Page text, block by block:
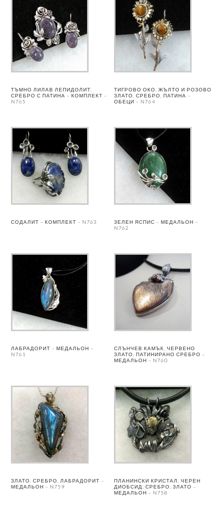
ТЪМНО ЛИЛАВ ЛЕПИДОЛИТ,
СРЕБРО С ПАТИНА – КОМПЛЕКТ –
N765
ТИГРОВО ОКО, ЖЪЛТО И РОЗОВО
ЗЛАТО, СРЕБРО, ПАТИНА –
ОБЕЦИ – N764
СОДАЛИТ – КОМПЛЕКТ – N763
ЗЕЛЕН ЯСПИС – МЕДАЛЬОН –
N762
ЛАБРАДОРИТ – МЕДАЛЬОН –
N761
СЛЪНЧЕВ КАМЪК, ЧЕРВЕНО
ЗЛАТО, ПАТИНИРАНО СРЕБРО –
МЕДАЛЬОН – N760
ЗЛАТО, СРЕБРО, ЛАБРАДОРИТ –
МЕДАЛЬОН – N759
ПЛАНИНСКИ КРИСТАЛ, ЧЕРЕН
ДИОБСИД, СРЕБРО, ЗЛАТО –
МЕДАЛЬОН – N758